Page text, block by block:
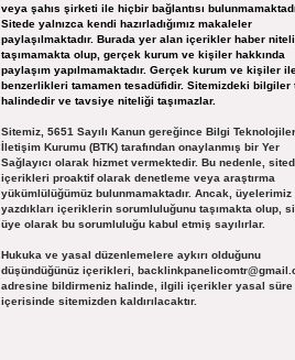
veya şahıs şirketi ile hiçbir bağlantısı
Sitede yalnızca kendi hazırladığımız makaleler
paylaşılmaktadır. Burada yer alan içerikler haber
taşımamakta olup, gerçek kurum ve kişiler hakkında
paylaşım yapılmamaktadır. Gerçek kurum ve kişiler
benzerlikleri tamamen tesadüfidir. Sitemizdeki bilgiler
halindedir ve tavsiye niteliği taşımazlar.
Sitemiz, 5651 Sayılı Kanun gereğince Bilgi
İletişim Kurumu (BTK) tarafından onaylanmış bir Yer
Sağlayıcı olarak hizmet vermektedir. Bu nedenle,
içerikleri proaktif olarak denetleme veya araştırma
yükümlülüğümüz bulunmamaktadır. Ancak, üyelerimiz
yazdıkları içeriklerin sorumluluğunu taşımakta olup,
üye olarak bu sorumluluğu kabul etmiş sayılırlar.
Hukuka ve yasal düzenlemelere aykırı olduğunu
düşündüğünüz içerikleri,
adresine bildirmeniz halinde, ilgili içerikler yasal süre
içerisinde sitemizden kaldırılacaktır.